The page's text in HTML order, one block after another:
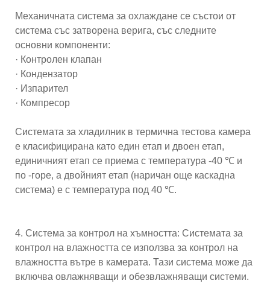
Механичната система за охлаждане се състои от
система със затворена верига, със следните
основни компоненти:
· Контролен клапан
· Кондензатор
· Изпарител
· Компресор
Системата за хладилник в термична тестова камера
е класифицирана като един етап и двоен етап,
единичният етап се приема с температура -40 ℃ и
по -горе, а двойният етап (наричан още каскадна
система) е с температура под 40 ℃.
4. Система за контрол на хъмността: Системата за
контрол на влажността се използва за контрол на
влажността вътре в камерата. Тази система може да
включва овлажняващи и обезвлажняващи системи.